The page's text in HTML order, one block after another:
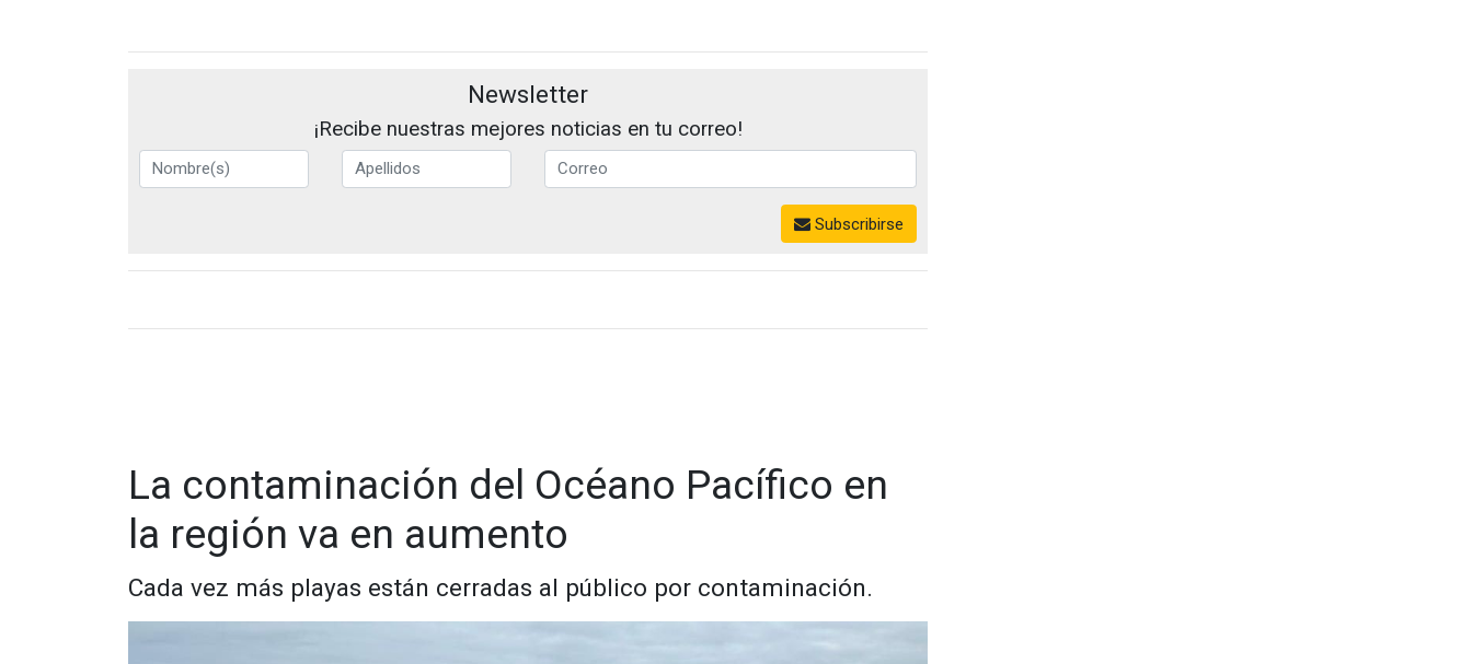
Newsletter
¡Recibe nuestras mejores noticias en tu correo!
Subscribirse
La contaminación del Océano Pacífico en
la región va en aumento
Cada vez más playas están cerradas al público por contaminación.